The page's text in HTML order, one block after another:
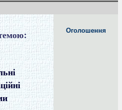
Оголошення